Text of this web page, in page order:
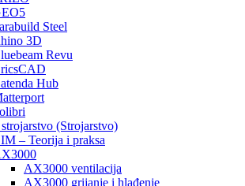
Steel
3D
Revu
Hub
(Strojarstvo)
– Teorija i praksa
AX3000 ventilacija
AX3000 grijanje i hlađenje